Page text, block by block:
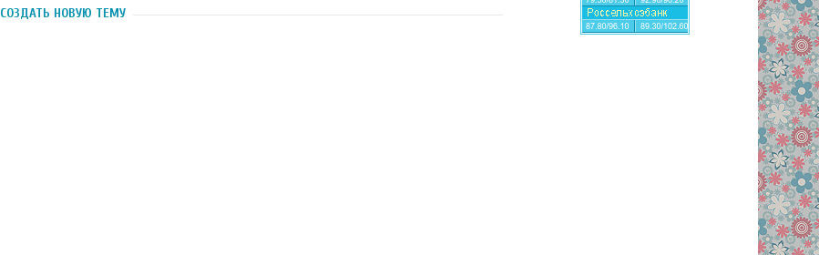
СОЗДАТЬ НОВУЮ ТЕМУ